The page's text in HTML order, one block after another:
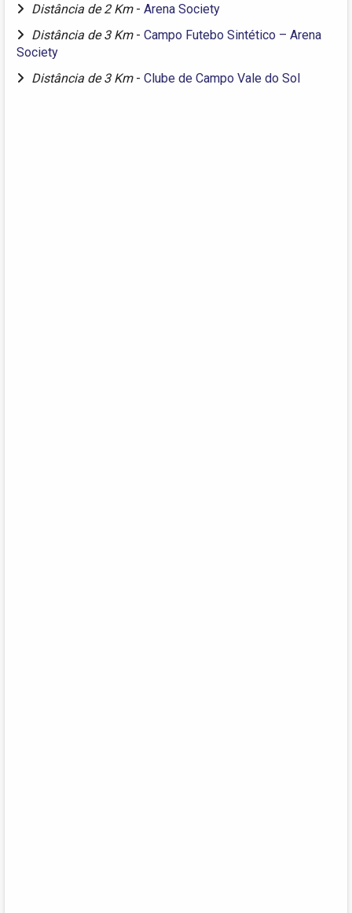
Distância de 2 Km - Arena Society
Distância de 3 Km - Campo Futebo Sintético – Arena
Society
Distância de 3 Km - Clube de Campo Vale do Sol